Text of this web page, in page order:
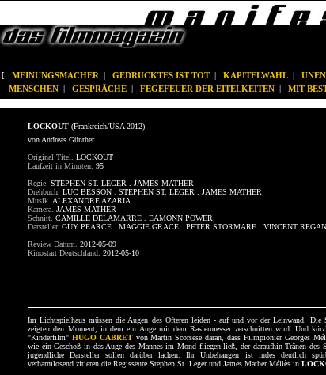
[ MEINUNGSMACHER | GEDRUCKTES IST TOT| KAPITELWAHL |
MENSCHEN | GESPRÄCHE | FEGEFEUER DER EITELKEITEN | MIT
LOCKOUT (Frankreich/USA 2012)
von Andreas Günther
Original Titel. LOCKOUT
Laufzeit in Minuten. 95
Regie. STEPHEN ST. LEGER . JAMES MATHER
Drehbuch. LUC BESSON . STEPHEN ST. LEGER . JAMES MATHER
Musik. ALEXANDRE AZARIA
Kamera. JAMES MATHER
Schnitt. CAMILLE DELAMARRE . EAMONN POWER
Darsteller. GUY PEARCE . MAGGIE GRACE . PETER STORMARE . VINCENT
Review Datum. 2012-05-09
Kinostart Deutschland. 2012-05-10
Im Lichtspielhaus müssen die Augen des Öfteren leiden - auf und vor der Leinwand. Die
zeigten den Moment, in dem ein Auge mit dem Rasiermesser zerschnitten wird. Und
"Kinderfilm" HUGO CABRETvon Martin Scorsese daran, dass Filmpionier Georges
wie ein Geschoß in das Auge des Mannes im Mond fliegen ließ, der daraufhin Tränen des
jugendliche Darsteller sollen darüber lachen. Ihr Unbehangen ist indes deutlich
verharmlosend zitieren die Regisseure Stephen St. Leger und James Mather Méliès in